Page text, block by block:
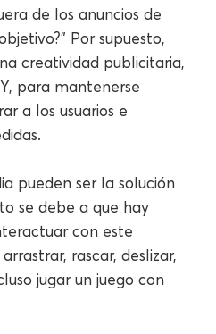
de los anuncios de
Por supuesto,
creatividad publicitaria,
para mantenerse
a los usuarios e
pueden ser la solución
se debe a que hay
con este
rascar, deslizar,
jugar un juego con